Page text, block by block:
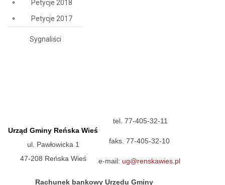
Petycje 2018
Petycje 2017
Sygnaliści
Urząd Gminy Reńska Wieś
ul. Pawłowicka 1
47-208 Reńska Wieś
tel. 77-405-32-11
faks. 77-405-32-10
e-mail: ug@renskawies.pl
Rachunek bankowy Urzędu Gminy